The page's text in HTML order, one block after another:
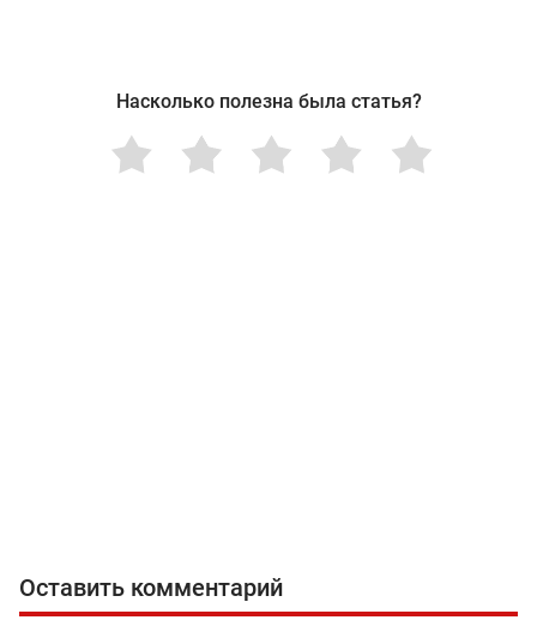
Насколько полезна была статья?
Оставить комментарий